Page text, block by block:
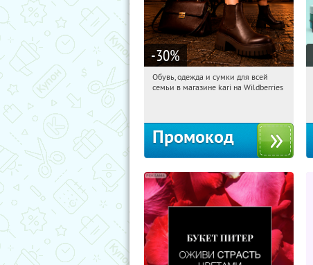
-30%
20:55:04 Получили:
Обувь, одежда и сумки для всей
семьи в магазине kari на Wildberries
Промокод